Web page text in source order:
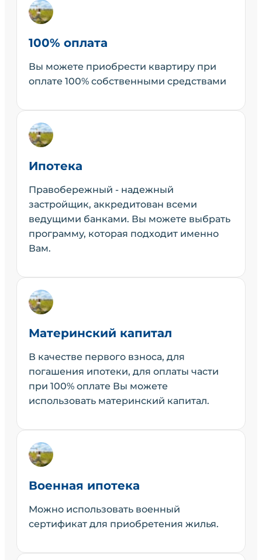
100% оплата
Вы можете приобрести квартиру при
оплате 100% собственными средствами
Ипотека
Правобережный - надежный
застройщик, аккредитован всеми
ведущими банками. Вы можете выбрать
программу, которая подходит именно
Вам.
Материнский капитал
В качестве первого взноса, для
погашения ипотеки, для оплаты части
при 100% оплате Вы можете
использовать материнский капитал.
Военная ипотека
Можно использовать военный
сертификат для приобретения жилья.